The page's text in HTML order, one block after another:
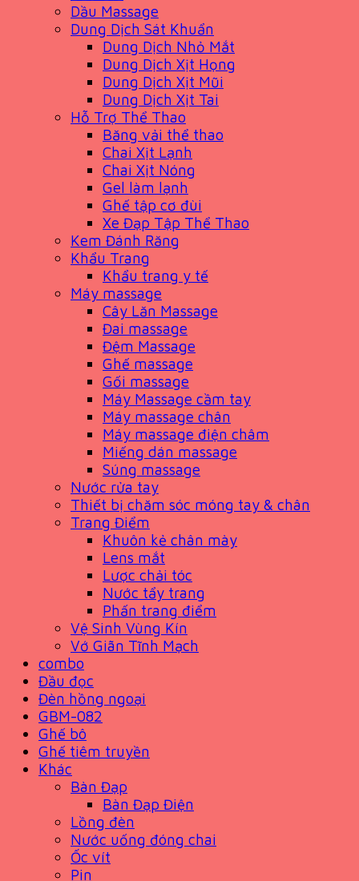
Dầu Massage
Dung Dịch Sát Khuẩn
Dung Dịch Nhỏ Mắt
Dung Dịch Xịt Họng
Dung Dịch Xịt Mũi
Dung Dịch Xịt Tai
Hỗ Trợ Thể Thao
Băng vải thể thao
Chai Xịt Lạnh
Chai Xịt Nóng
Gel làm lạnh
Ghế tập cơ đùi
Xe Đạp Tập Thể Thao
Kem Đánh Răng
Khẩu Trang
Khẩu trang y tế
Máy massage
Cây Lăn Massage
Đai massage
Đệm Massage
Ghế massage
Gối massage
Máy Massage cầm tay
Máy massage chân
Máy massage điện châm
Miếng dán massage
Súng massage
Nước rửa tay
Thiết bị chăm sóc móng tay & chân
Trang Điểm
Khuôn kẻ chân mày
Lens mắt
Lược chải tóc
Nước tẩy trang
Phấn trang điểm
Vệ Sinh Vùng Kín
Vớ Giãn Tĩnh Mạch
combo
Đầu đọc
Đèn hồng ngoại
GBM-082
Ghế bô
Ghế tiêm truyền
Khác
Bàn Đạp
Bàn Đạp Điện
Lồng đèn
Nước uống đóng chai
Ốc vít
Pin